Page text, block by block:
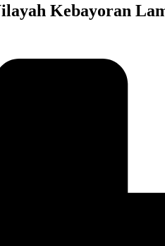
Kebayoran